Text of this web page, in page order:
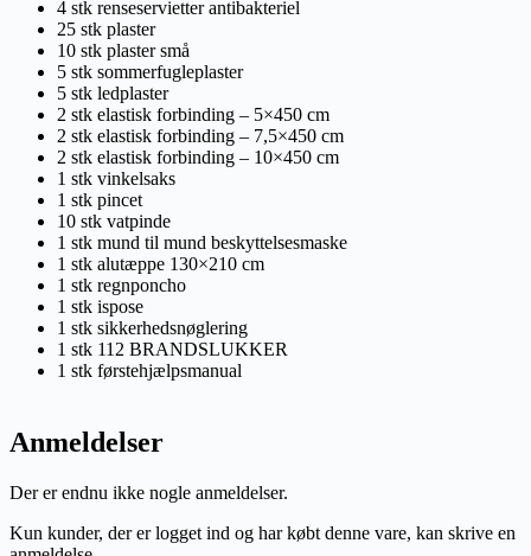
4 stk renseservietter antibakteriel
25 stk plaster
10 stk plaster små
5 stk sommerfugleplaster
5 stk ledplaster
2 stk elastisk forbinding – 5×450 cm
2 stk elastisk forbinding – 7,5×450 cm
2 stk elastisk forbinding – 10×450 cm
1 stk vinkelsaks
1 stk pincet
10 stk vatpinde
1 stk mund til mund beskyttelsesmaske
1 stk alutæppe 130×210 cm
1 stk regnponcho
1 stk ispose
1 stk sikkerhedsnøglering
1 stk 112 BRANDSLUKKER
1 stk førstehjælpsmanual
Anmeldelser
Der er endnu ikke nogle anmeldelser.
Kun kunder, der er logget ind og har købt denne vare, kan skrive en